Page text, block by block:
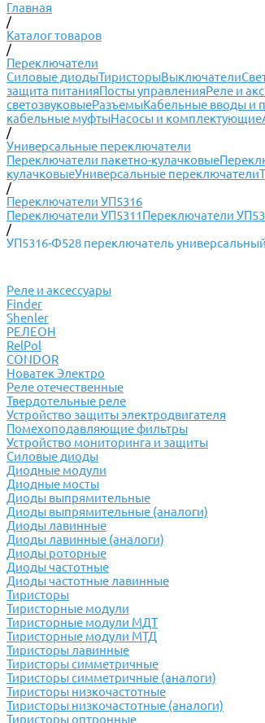
Главная
/
Каталог товаров
/
Переключатели
Силовые диодыТиристорыВыключатели
защита питанияПосты управленияРеле и
светозвуковыеРазъемыКабельные вводы и
кабельные муфтыНасосы и комплектующие
/
Универсальные переключатели
Переключатели пакетно-кулачковые
кулачковыеУниверсальные переключатели
/
Переключатели УП5316
Переключатели УП5311Переключатели
/
УП5316-Ф528 переключатель универсальный
Реле и аксессуары
Finder
Shenler
РЕЛЕОН
RelPol
CONDOR
Новатек Электро
Реле отечественные
Твердотельные реле
Устройство защиты электродвигателя
Помехоподавляющие фильтры
Устройство мониторинга и защиты
Силовые диоды
Диодные модули
Диодные мосты
Диоды выпрямительные
Диоды выпрямительные (аналоги)
Диоды лавинные
Диоды лавинные (аналоги)
Диоды роторные
Диоды частотные
Диоды частотные лавинные
Тиристоры
Тиристорные модули
Тиристорные модули МДТ
Тиристорные модули МТД
Тиристоры лавинные
Тиристоры симметричные
Тиристоры симметричные (аналоги)
Тиристоры низкочастотные
Тиристоры низкочастотные (аналоги)
Тиристоры оптронные